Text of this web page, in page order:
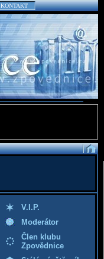
KONTAKT
V.I.P.
Moderátor
Člen klubu
Zpovědnice